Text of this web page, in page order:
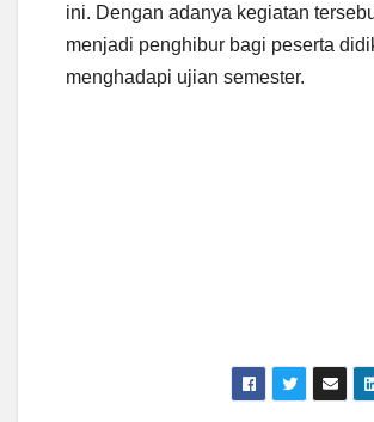
ini. Dengan adanya kegiatan
menjadi penghibur bagi peserta
menghadapi ujian semester.